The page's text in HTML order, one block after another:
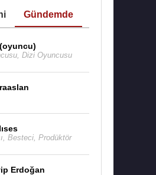
Gündemde
, Dizi Oyuncusu
Besteci, Prodüktör
Erdoğan